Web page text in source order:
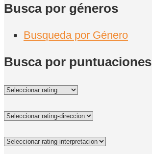
Busca por géneros
Busqueda por Género
Busca por puntuaciones